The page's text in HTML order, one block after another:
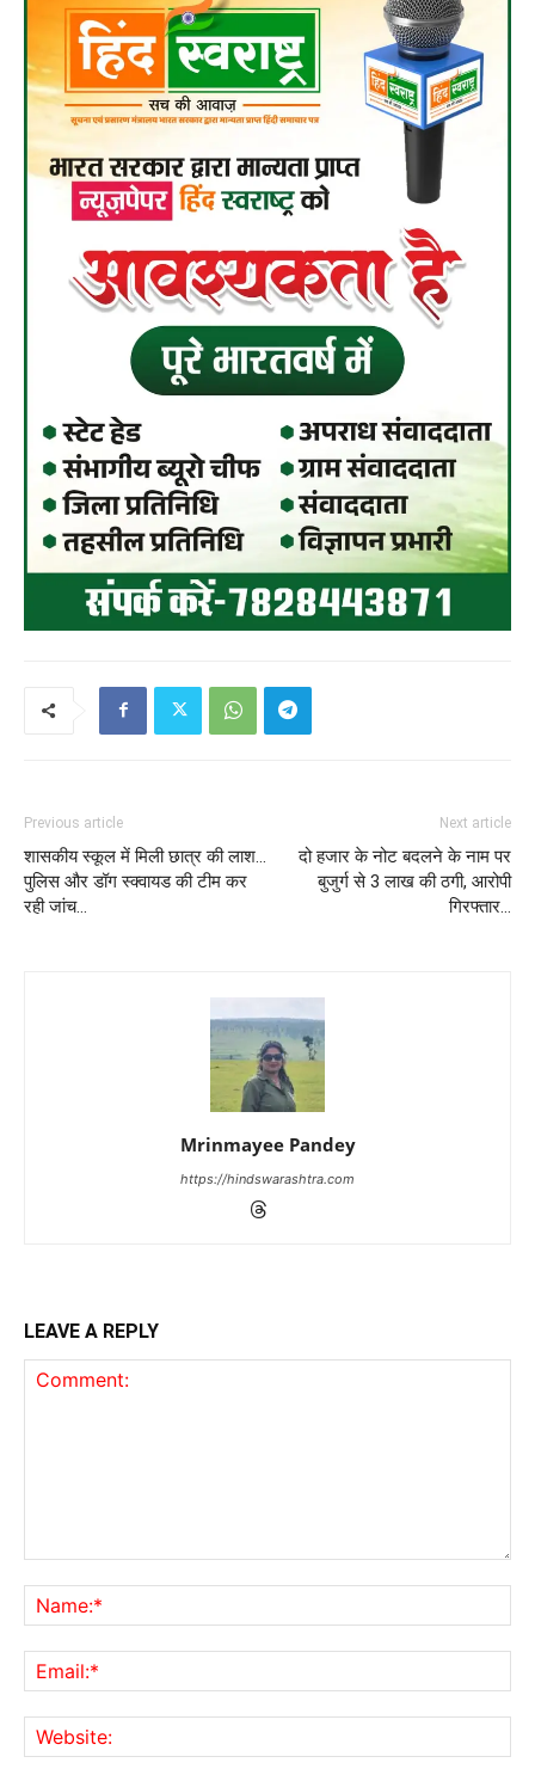
Previous article
शासकीय स्कूल में मिली छात्र की लाश…
पुलिस और डॉग स्क्वायड की टीम कर
रही जांच…
Next article
दो हजार के नोट बदलने के नाम पर
बुजुर्ग से 3 लाख की ठगी, आरोपी
गिरफ्तार…
Mrinmayee Pandey
https://hindswarashtra.com
LEAVE A REPLY